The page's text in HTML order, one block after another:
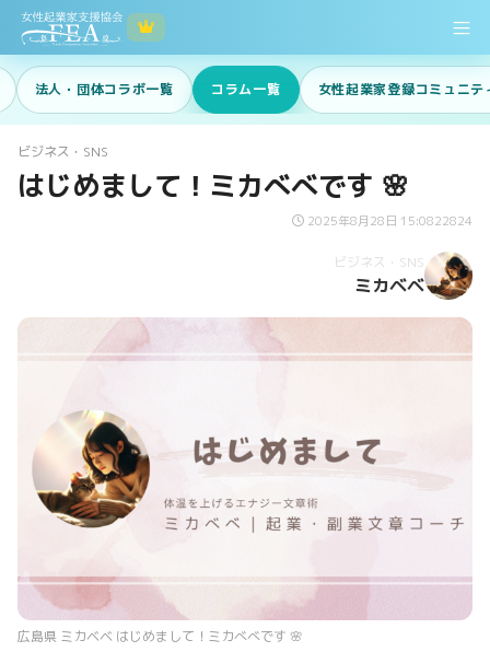
法人・団体コラボ一覧 コラム一覧 女性起業家登録コミュニテ
ビジネス・SNS
はじめまして！ミカべべです 🌸
2025年8月28日 15:0822824
ビジネス・SNS
ミカベベ
広島県 ミカベベ はじめまして！ミカべべです 🌸